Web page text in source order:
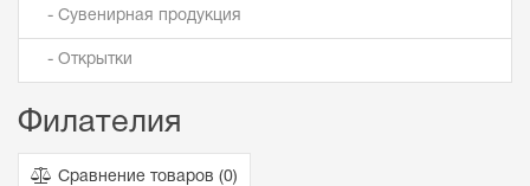
- Сувенирная продукция
- Открытки
Филателия
Сравнение товаров (0)